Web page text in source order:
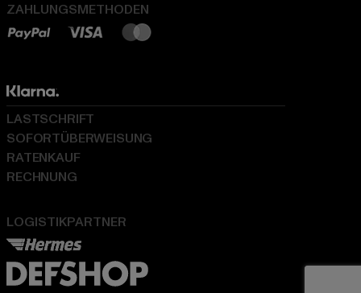
ZAHLUNGSMETHODEN
LOGISTIKPARTNER
LASTSCHRIFT
SOFORTÜBERWEISUNG
RATENKAUF
RECHNUNG